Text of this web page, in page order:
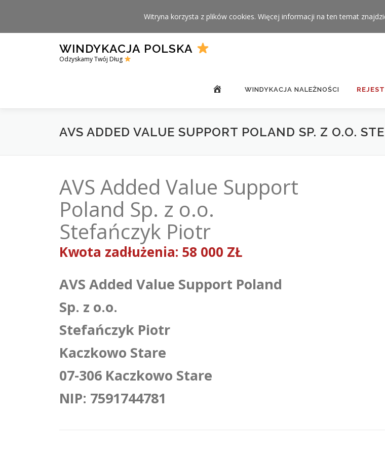
WINDYKACJA POLSKA
Odzyskamy Twój Dług
WINDYKACJA NALEŻNOŚCI
AVS ADDED VALUE SUPPORT POLAND SP. Z O.O.
AVS Added Value Support
Poland Sp. z o.o.
Stefańczyk Piotr
Kwota zadłużenia: 58 000 ZŁ
AVS Added Value Support Poland
Sp. z o.o.
Stefańczyk Piotr
Kaczkowo Stare
07-306 Kaczkowo Stare
NIP: 7591744781
Witryna korzysta z plików cookies. Więcej informacji na ten temat